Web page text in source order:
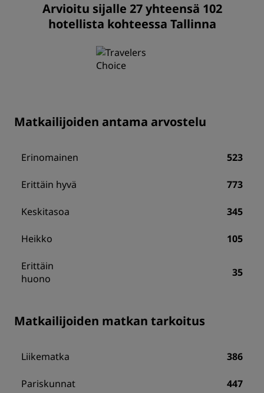
Arvioitu sijalle 27 yhteensä 102
hotellista kohteessa Tallinna
Matkailijoiden antama arvostelu
Erinomainen 523
Erittäin hyvä 773
Keskitasoa 345
Heikko 105
Erittäin
huono
35
Matkailijoiden matkan tarkoitus
Liikematka 386
Pariskunnat 447